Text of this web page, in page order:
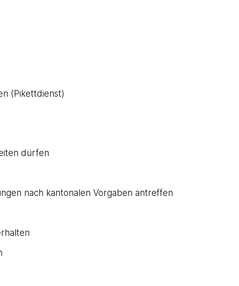
(Pikettdienst)
dürfen
nach kantonalen Vorgaben antreffen